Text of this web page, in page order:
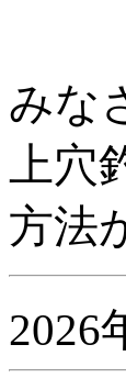
みな
上穴
方法
2026